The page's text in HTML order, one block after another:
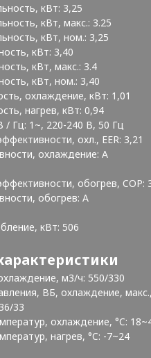
кВт: 3,25
кВт, макс.: 3.25
кВт, ном.: 3,25
кВт: 3,40
кВт, макс.: 3.4
кВт, ном.: 3,40
охлаждение, кВт: 1,01
нагрев, кВт: 0,94
/ Гц: 1~, 220-240 В, 50 Гц
охл., EER: 3,21
охлаждение: A
обогрев, COP:
обогрев: A
кВт: 506
м3/ч: 550/330
ВБ, охлаждение,
33
охлаждение, °C:
нагрев, °C: -7~24